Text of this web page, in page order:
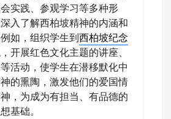
实践、参观学习等多种形
入了解西柏坡精神的内涵和
如，组织学生到西柏坡纪念
开展红色文化主题的讲座、
活动，使学生在潜移默化中
的熏陶，激发他们的爱国情
，为成为有担当、有品德的
基础。